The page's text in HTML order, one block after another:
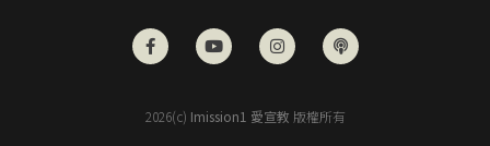
2026(c) Imission1 愛宣教 版權所有